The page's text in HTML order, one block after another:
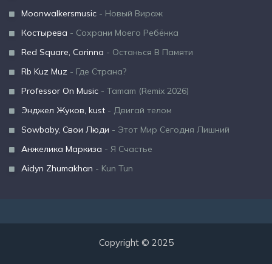
Moonwalkersmusic - Новый Вираж
Костырева - Сохрани Моего Ребёнка
Red Square, Corinna - Останься В Памяти
Rb Kuz Muz - Где Страна?
Professor On Music - Tamam (Remix 2026)
Энджел Жуков, kust - Двигай телом
Sowbaby, Свои Люди - Этот Мир Сегодня Лишний
Анжелика Маркиза - Я Счастье
Aidyn Zhumakhan - Kun Tun
Copyright © 2025